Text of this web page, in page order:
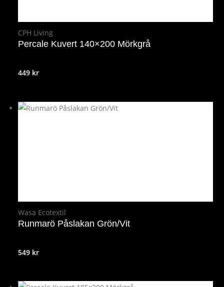
CPH Living
Percale Kuvert 140×200 Mörkgrå
449 kr
Wasa Ecotextil
Runmarö Påslakan Grön/Vit
549 kr